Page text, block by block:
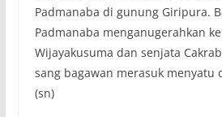
Padmanaba di gunung Giripura.
Padmanaba menganugerahkan
Wijayakusuma dan senjata
sang bagawan merasuk menyatu
(sn)